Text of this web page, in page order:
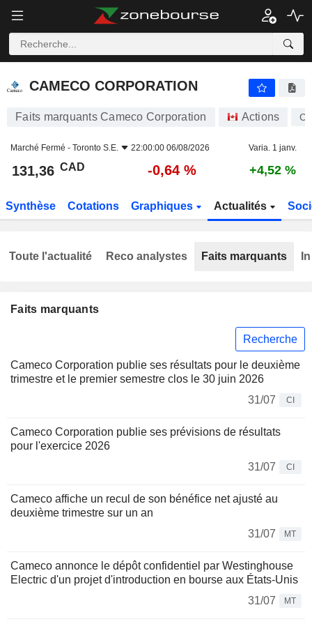
CAMECO CORPORATION
CAMECO CORPORATION
Faits marquants Cameco Corporation Actions
Marché Fermé - Toronto S.E. 22:00:00 06/08/2026 Varia. 1 janv.
131,36 CAD -0,64 % +4,52 %
Synthèse Cotations Graphiques Actualités
Faits marquants
Recherche
Cameco Corporation publie ses résultats pour le deuxième
trimestre et le premier semestre clos le 30 juin 2026
31/07
CI
Cameco Corporation publie ses prévisions de résultats
pour l'exercice 2026
31/07
CI
Cameco affiche un recul de son bénéfice net ajusté au
deuxième trimestre sur un an
31/07
MT
Cameco annonce le dépôt confidentiel par Westinghouse
Electric d'un projet d'introduction en bourse aux États-Unis
31/07
MT
Toute l'actualité Reco analystes Faits marquants